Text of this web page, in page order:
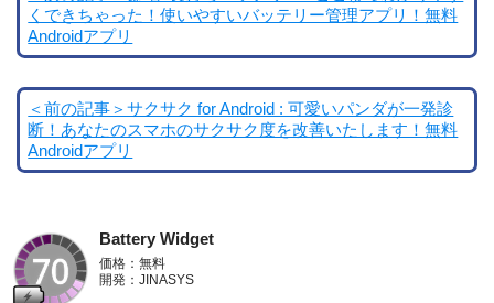
くできちゃった！使いやすいバッテリー管理アプリ！無料
Androidアプリ
＜前の記事＞サクサク for Android : 可愛いパンダが一発診
断！あなたのスマホのサクサク度を改善いたします！無料
Androidアプリ
Battery Widget
価格：無料
開発：JINASYS